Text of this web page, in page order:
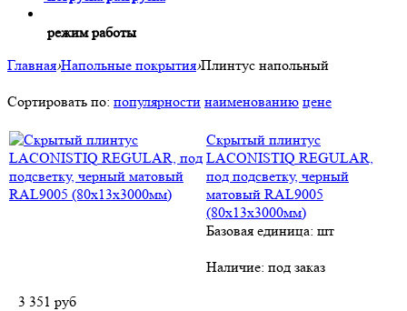
режим работы
Главная›Напольные покрытия›Плинтус напольный
Сортировать по: популярности наименованию цене
Скрытый плинтус
LACONISTIQ REGULAR,
под подсветку, черный
матовый RAL9005
(80х13х3000мм)
Базовая единица: шт
Наличие: под заказ
3 351 руб